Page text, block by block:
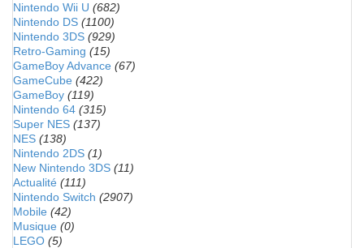
Nintendo Wii U (682)
Nintendo DS (1100)
Nintendo 3DS (929)
Retro-Gaming (15)
GameBoy Advance (67)
GameCube (422)
GameBoy (119)
Nintendo 64 (315)
Super NES (137)
NES (138)
Nintendo 2DS (1)
New Nintendo 3DS (11)
Actualité (111)
Nintendo Switch (2907)
Mobile (42)
Musique (0)
LEGO (5)